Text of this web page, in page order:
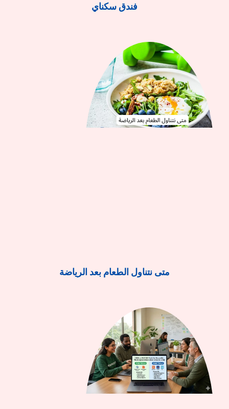
فندق سكناي
متى نتناول الطعام بعد الرياضة